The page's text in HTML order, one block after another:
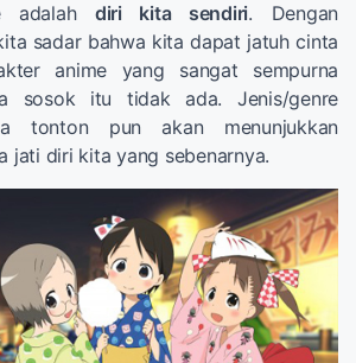
adalah diri kita sendiri. Dengan
sadar bahwa kita dapat jatuh cinta
anime yang sangat sempurna
sosok itu tidak ada. Jenis/genre
tonton pun akan menunjukkan
jati diri kita yang sebenarnya.